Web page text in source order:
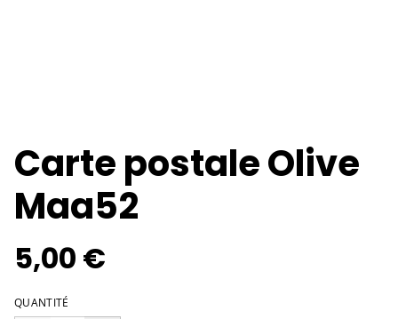
Carte postale Olive
Maa52
5,00 €
QUANTITÉ